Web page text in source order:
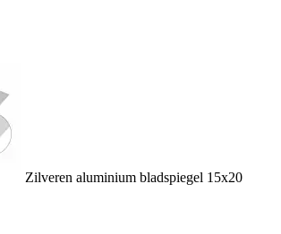
Zilveren aluminium bladspiegel 15x20